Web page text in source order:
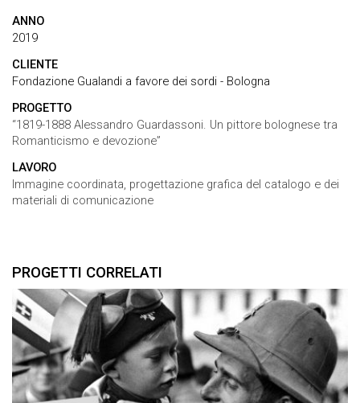
ANNO
2019
CLIENTE
Fondazione Gualandi a favore dei sordi - Bologna
PROGETTO
“1819-1888 Alessandro Guardassoni. Un pittore bolognese tra
Romanticismo e devozione”
LAVORO
Immagine coordinata, progettazione grafica del catalogo e dei
materiali di comunicazione
PROGETTI CORRELATI